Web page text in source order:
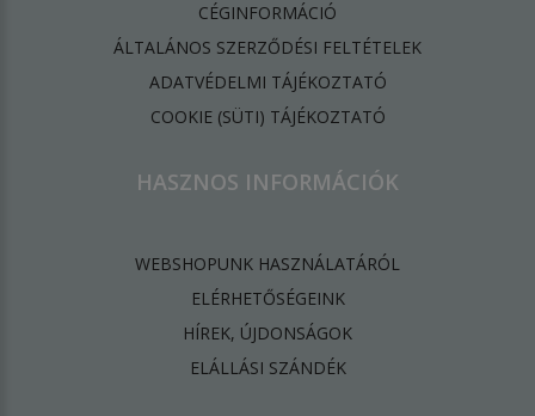
CÉGINFORMÁCIÓ
ÁLTALÁNOS SZERZŐDÉSI FELTÉTELEK
ADATVÉDELMI TÁJÉKOZTATÓ
​COOKIE (SÜTI) TÁJÉKOZTATÓ
HASZNOS INFORMÁCIÓK
WEBSHOPUNK HASZNÁLATÁRÓL
ELÉRHETŐSÉGEINK
HÍREK, ÚJDONSÁGOK
ELÁLLÁSI SZÁNDÉK